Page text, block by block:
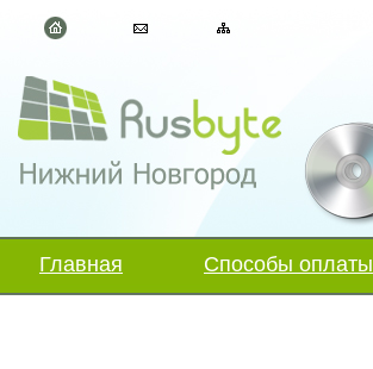
Главная Способы оплаты